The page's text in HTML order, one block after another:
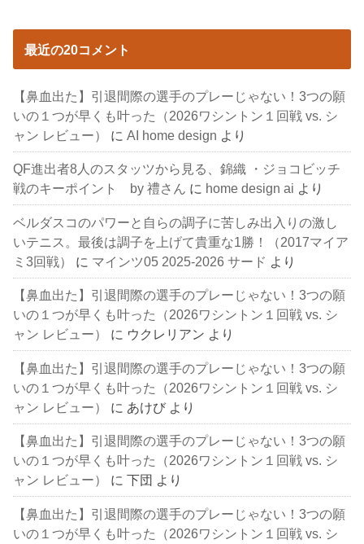
最近の20コメント
【鼻血出た】引退間際の選手のプレーじゃない！3つの願
いの１つが早くも叶った（2026ワシントン１回戦 vs. シ
ャン レビュー）
にAI home design より
QF進出者8人のスタッツから見る、錦織 ・ジョコビッチ
戦のキーポイント by 禮さん に home design ai より
ベルダスコのパワーと自らの調子に苦しみ出入りの激し
いテニス。最後は調子を上げて貴重な1勝！（2017マイア
ミ3回戦）
に マインツ05 2025-2026 サード より
【鼻血出た】引退間際の選手のプレーじゃない！3つの願
いの１つが早くも叶った（2026ワシントン１回戦 vs. シ
ャン レビュー）
に ウクレリアン より
【鼻血出た】引退間際の選手のプレーじゃない！3つの願
いの１つが早くも叶った（2026ワシントン１回戦 vs. シ
ャン レビュー）
に あけび より
【鼻血出た】引退間際の選手のプレーじゃない！3つの願
いの１つが早くも叶った（2026ワシントン１回戦 vs. シ
ャン レビュー）
に下団 より
【鼻血出た】引退間際の選手のプレーじゃない！3つの願
いの１つが早くも叶った（2026ワシントン１回戦 vs. シ